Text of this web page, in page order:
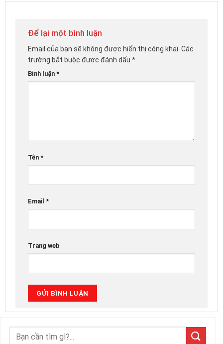
Để lại một bình luận
Email của bạn sẽ không được hiển thị công khai. Các
trường bắt buộc được đánh dấu *
Bình luận *
Tên *
Email *
Trang web